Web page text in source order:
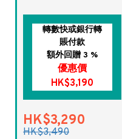
轉數快或銀行轉
賬付款
額外回贈 3 %
優惠價
HK$3,190
HK$3,290
HK$3,490